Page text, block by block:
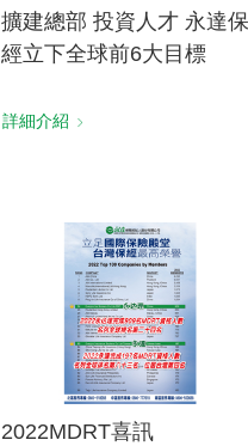
擴建總部 投資人才 永達
經立下全球前6大目標
詳細介紹
2022MDRT喜訊